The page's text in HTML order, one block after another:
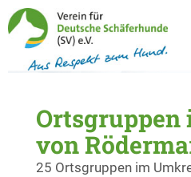
Ortsgruppen
von
25 Ortsgruppen im